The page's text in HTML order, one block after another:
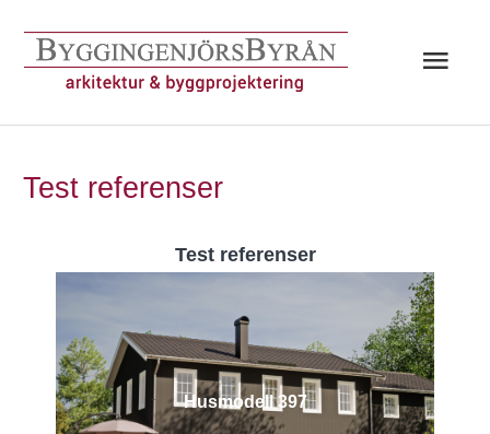
innehåll
Test referenser
Test referenser
Husmodell 397